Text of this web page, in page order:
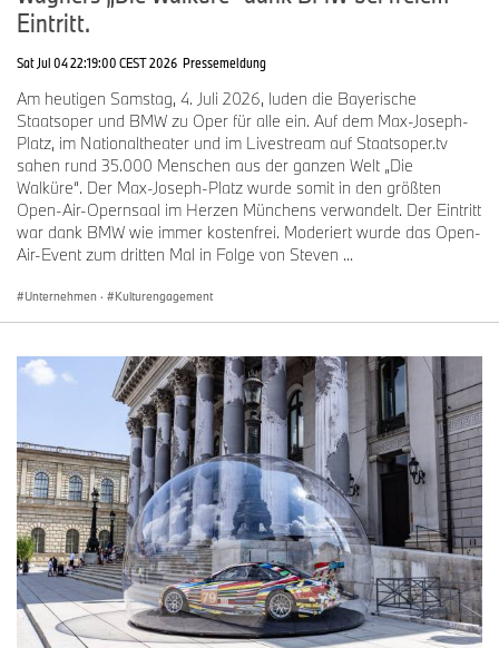
Eintritt.
Sat Jul 04 22:19:00 CEST 2026 Pressemeldung
Am heutigen Samstag, 4. Juli 2026, luden die Bayerische
Staatsoper und BMW zu Oper für alle ein. Auf dem Max-Joseph-
Platz, im Nationaltheater und im Livestream auf Staatsoper.tv
sahen rund 35.000 Menschen aus der ganzen Welt „Die
Walküre“. Der Max-Joseph-Platz wurde somit in den größten
Open-Air-Opernsaal im Herzen Münchens verwandelt. Der Eintritt
war dank BMW wie immer kostenfrei. Moderiert wurde das Open-
Air-Event zum dritten Mal in Folge von Steven ...
Unternehmen · Kulturengagement